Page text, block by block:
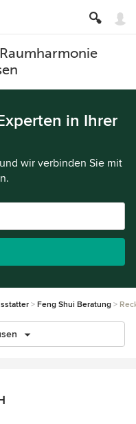
in Ihrer
wir verbinden Sie mit
Feng Shui Beratung
5 Sternen